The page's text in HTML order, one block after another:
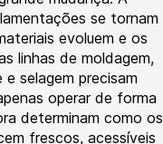
se tornam
evoluem e os
linhas de moldagem,
selagem precisam
operar de forma
determinam como os
frescos, acessíveis